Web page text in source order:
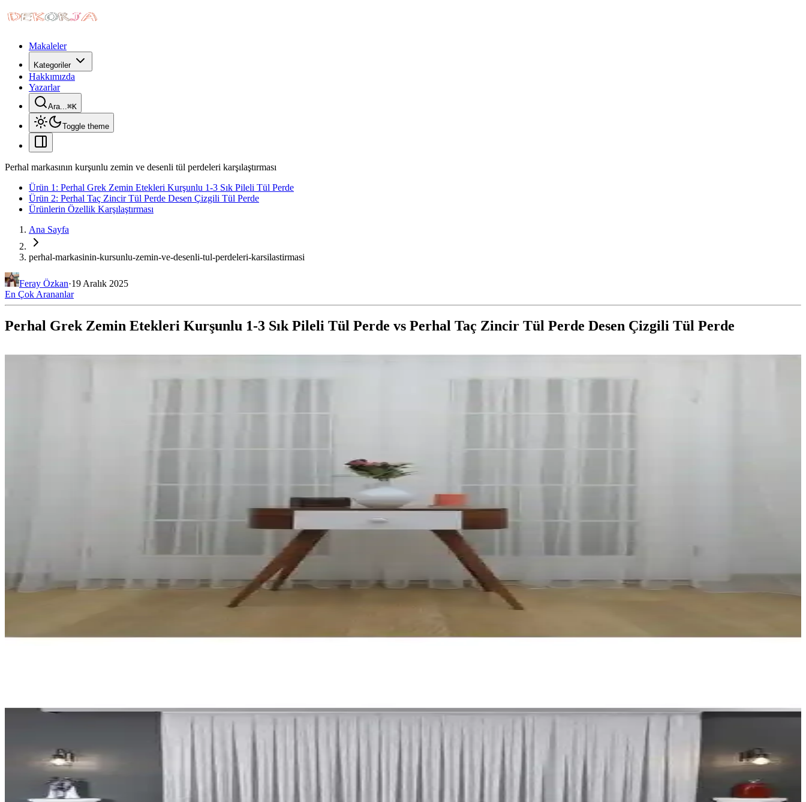
Makaleler
Kategoriler
Hakkımızda
Yazarlar
Ara...⌘K
Toggle theme
Perhal markasının kurşunlu zemin ve desenli tül perdeleri karşılaştırması
Ürün 1: Perhal Grek Zemin Etekleri Kurşunlu 1-3 Sık Pileli Tül Perde
Ürün 2: Perhal Taç Zincir Tül Perde Desen Çizgili Tül Perde
Ürünlerin Özellik Karşılaştırması
Ana Sayfa
perhal-markasinin-kursunlu-zemin-ve-desenli-tul-perdeleri-karsilastirmasi
Feray Özkan·19 Aralık 2025
En Çok Arananlar
Perhal Grek Zemin Etekleri Kurşunlu 1-3 Sık Pileli Tül Perde vs Perhal Taç Zincir Tül Perde Desen Çizgili Tül Perde